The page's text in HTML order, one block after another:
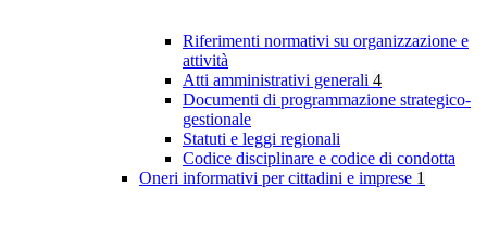
Riferimenti normativi su organizzazione e
attività
Atti amministrativi generali 4
Documenti di programmazione strategico-
gestionale
Statuti e leggi regionali
Codice disciplinare e codice di condotta
Oneri informativi per cittadini e imprese 1